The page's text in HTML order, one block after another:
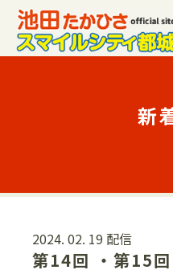
新
2024. 02. 19 配信
第14回 ・第15